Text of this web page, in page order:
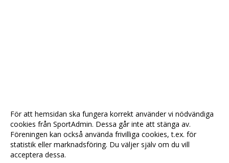
För att hemsidan ska fungera korrekt använder vi nödvändiga
cookies från SportAdmin. Dessa går inte att stänga av.
Föreningen kan också använda frivilliga cookies, t.ex. för
statistik eller marknadsföring. Du väljer själv om du vill
acceptera dessa.